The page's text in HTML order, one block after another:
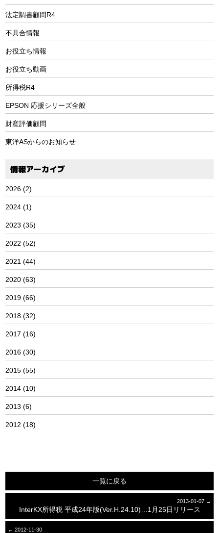
法定調書顧問R4
不具合情報
お役立ち情報
お役立ち動画
所得税R4
EPSON 応援シリーズ全般
財産評価顧問
東洋ASからのお知らせ
情報アーカイブ
2026 (2)
2024 (1)
2023 (35)
2022 (52)
2021 (44)
2020 (63)
2019 (66)
2018 (32)
2017 (16)
2016 (30)
2015 (55)
2014 (10)
2013 (6)
2012 (18)
← 2012-11-30
一覧に戻る
2013-01-07 →
InterKX所得税 平成24年版(Ver.H.24.10)…1月25日リリース